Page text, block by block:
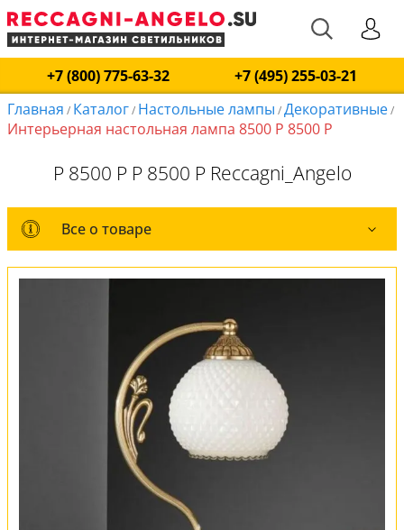
+7 (800) 775-63-32
+7 (495) 255-03-21
Главная / Каталог/ Настольные лампы /Декоративные/
Интерьерная настольная лампа 8500 P 8500 P
P 8500 P P 8500 P Reccagni_Angelo
Все о товаре
Все о товаре
Вся коллекция
Оплата и доставка
Обмен и возврат